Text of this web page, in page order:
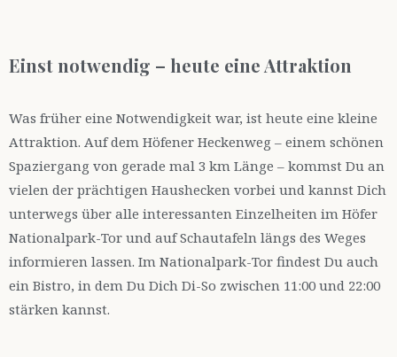
Einst notwendig – heute eine Attraktion
Was früher eine Notwendigkeit war, ist heute eine kleine
Attraktion. Auf dem Höfener Heckenweg – einem schönen
Spaziergang von gerade mal 3 km Länge – kommst Du an
vielen der prächtigen Haushecken vorbei und kannst Dich
unterwegs über alle interessanten Einzelheiten im Höfer
Nationalpark-Tor und auf Schautafeln längs des Weges
informieren lassen. Im Nationalpark-Tor findest Du auch
ein Bistro, in dem Du Dich Di-So zwischen 11:00 und 22:00
stärken kannst.